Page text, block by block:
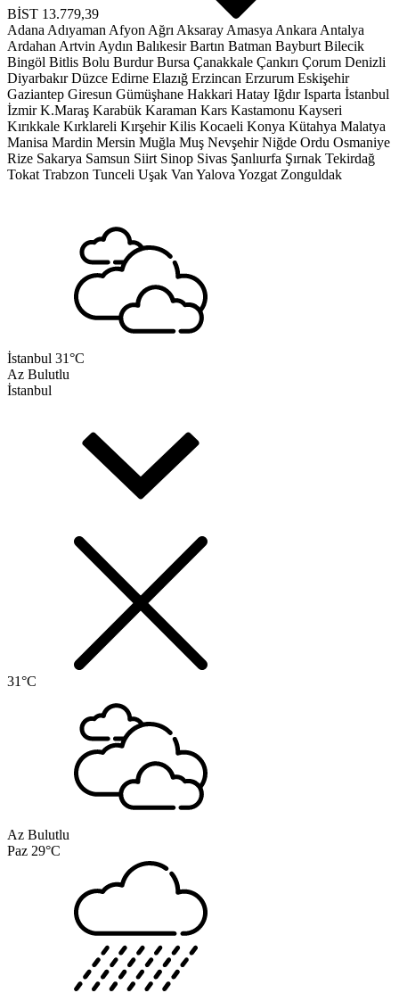
BİST 13.779,39
Adana Adıyaman Afyon Ağrı Aksaray Amasya Ankara Antalya
Ardahan Artvin Aydın Balıkesir Bartın Batman Bayburt Bilecik
Bingöl Bitlis Bolu Burdur Bursa Çanakkale Çankırı Çorum Denizli
Diyarbakır Düzce Edirne Elazığ Erzincan Erzurum Eskişehir
Gaziantep Giresun Gümüşhane Hakkari Hatay Iğdır Isparta İstanbul
İzmir K.Maraş Karabük Karaman Kars Kastamonu Kayseri
Kırıkkale Kırklareli Kırşehir Kilis Kocaeli Konya Kütahya Malatya
Manisa Mardin Mersin Muğla Muş Nevşehir Niğde Ordu Osmaniye
Rize Sakarya Samsun Siirt Sinop Sivas Şanlıurfa Şırnak Tekirdağ
Tokat Trabzon Tunceli Uşak Van Yalova Yozgat Zonguldak
İstanbul 31°C
Az Bulutlu
İstanbul
31°C
Az Bulutlu
Paz 29°C